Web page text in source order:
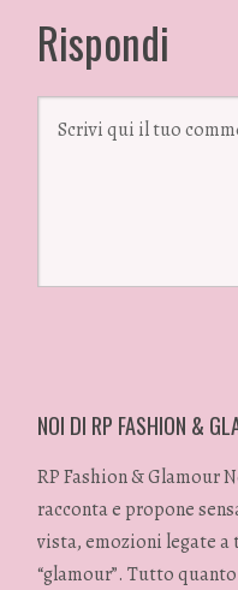
Rispondi
NOI DI RP FASHION &
RP Fashion & Glamour
racconta e propone
vista, emozioni legate a
“glamour”. Tutto